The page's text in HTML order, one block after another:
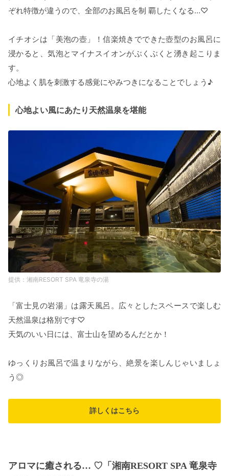
ぞれ特徴が違うので、全部のお⾵呂を制 覇したくなる…♡
イチオシは「美泡の壺」！信楽焼きでできた壺型のお風呂に
浸かると、気泡とマイナスイオンがぶくぶくと湧き起こりま
す。
心地よく肌を刺激する感覚にやみつきになることでしょう♪
心地よい風にあたり天然温泉を堪能
湘南RESORT SPA 竜泉寺の湯
「富士見の岩湯」は露天風呂。広々としたスペースで楽しむ
天然温泉は格別です♡
天気のいい日には、富士山を望めるんだとか！
ゆっくりお風呂で温まりながら、絶景を楽しんじゃいましょ
う◎
詳しくはこちら
アロマに癒される… ♡「湘南RESORT SPA 竜泉寺